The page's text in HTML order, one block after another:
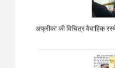
अफ्रीका की विचित्र वैवाहिक